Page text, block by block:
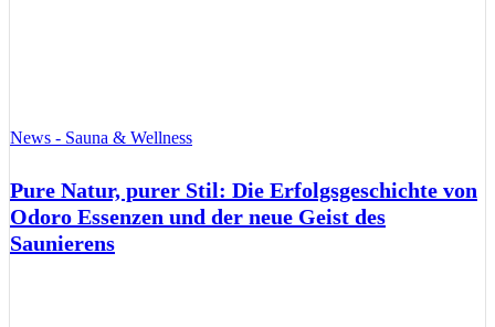
News - Sauna & Wellness
Pure Natur, purer Stil: Die Erfolgsgeschichte von
Odoro Essenzen und der neue Geist des
Saunierens